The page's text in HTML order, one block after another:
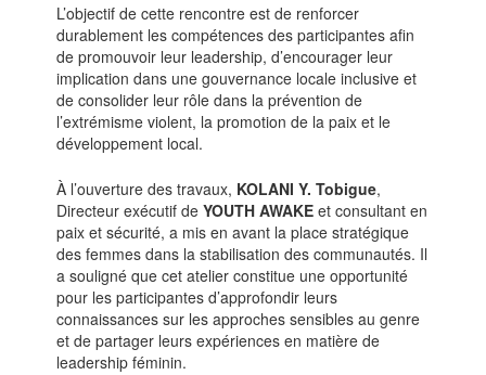
L’objectif de cette rencontre est de renforcer
durablement les compétences des participantes afin
de promouvoir leur leadership, d’encourager leur
implication dans une gouvernance locale inclusive et
de consolider leur rôle dans la prévention de
l’extrémisme violent, la promotion de la paix et le
développement local.
À l’ouverture des travaux, KOLANI Y. Tobigue,
Directeur exécutif de YOUTH AWAKEet consultant en
paix et sécurité, a mis en avant la place stratégique
des femmes dans la stabilisation des communautés. Il
a souligné que cet atelier constitue une opportunité
pour les participantes d’approfondir leurs
connaissances sur les approches sensibles au genre
et de partager leurs expériences en matière de
leadership féminin.